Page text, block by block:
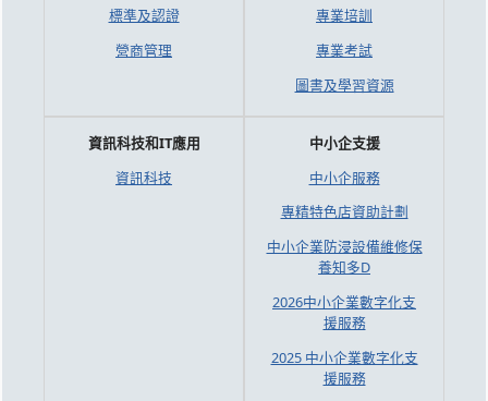
標準及認證
營商管理
專業培訓
專業考試
圖書及學習資源
資訊科技和IT應用
資訊科技
中小企支援
中小企服務
專精特色店資助計劃
中小企業防浸設備維修保
養知多D
2026中小企業數字化支
援服務
2025 中小企業數字化支
援服務